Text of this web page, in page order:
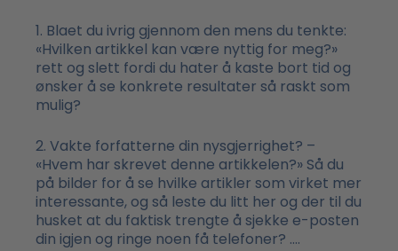
1. Blaet du ivrig gjennom den mens du tenkte:
«Hvilken artikkel kan være nyttig for meg?»
rett og slett fordi du hater å kaste bort tid og
ønsker å se konkrete resultater så raskt som
mulig?
2. Vakte forfatterne din nysgjerrighet? –
«Hvem har skrevet denne artikkelen?» Så du
på bilder for å se hvilke artikler som virket mer
interessante, og så leste du litt her og der til du
husket at du faktisk trengte å sjekke e-posten
din igjen og ringe noen få telefoner? ….